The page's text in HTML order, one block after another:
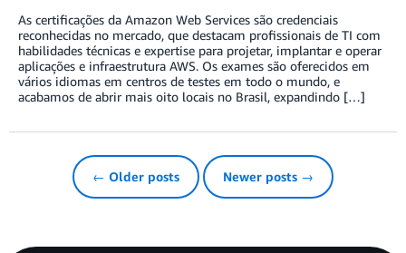
As certificações da Amazon Web Services são credenciais
reconhecidas no mercado, que destacam profissionais de TI com
habilidades técnicas e expertise para projetar, implantar e operar
aplicações e infraestrutura AWS. Os exames são oferecidos em
vários idiomas em centros de testes em todo o mundo, e
acabamos de abrir mais oito locais no Brasil, expandindo […]
← Older posts Newer posts →